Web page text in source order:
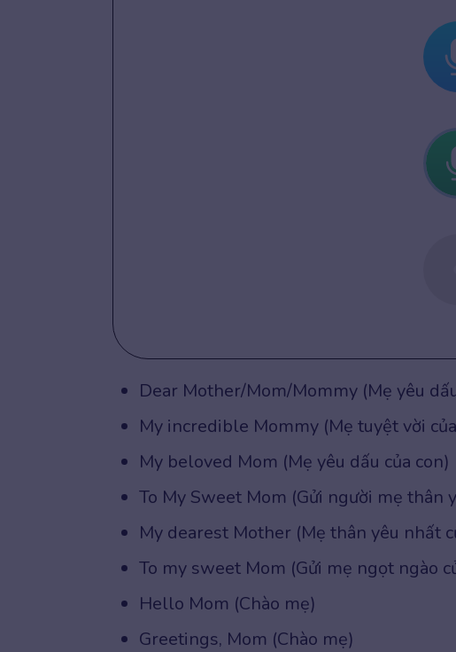
Dear Mother/Mom/Mommy (Mẹ yêu
My incredible Mommy (Mẹ tuyệt vời
My beloved Mom (Mẹ yêu dấu của con)
To My Sweet Mom (Gửi người mẹ thân
My dearest Mother (Mẹ thân yêu nhất
To my sweet Mom (Gửi mẹ ngọt ngào
Hello Mom (Chào mẹ)
Greetings, Mom (Chào mẹ)